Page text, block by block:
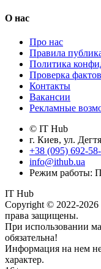
О нас
Про нас
Правила
Политика
Проверка фактов
Контакты
Вакансии
Рекламные
© IT Hub
г. Киев, ул.
+38 (095) 692-
info@ithub.ua
Режим работы:
IT Hub
Copyright © 2022-
права защищены.
При использовании
обязательна!
Информация на нем
характер.